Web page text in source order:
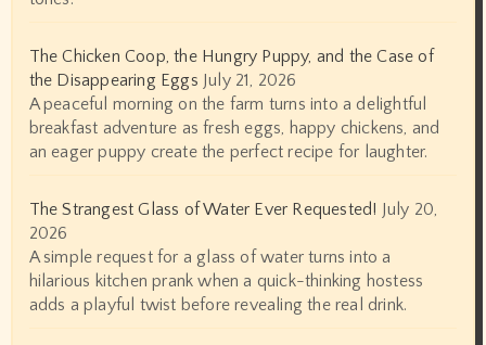
The Chicken Coop, the Hungry Puppy, and the Case of
the Disappearing Eggs July 21, 2026
A peaceful morning on the farm turns into a delightful
breakfast adventure as fresh eggs, happy chickens, and
an eager puppy create the perfect recipe for laughter.
The Strangest Glass of Water Ever Requested! July 20,
2026
A simple request for a glass of water turns into a
hilarious kitchen prank when a quick-thinking hostess
adds a playful twist before revealing the real drink.